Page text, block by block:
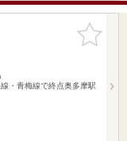
お気に入
りに追加
・青梅線で終点奥多摩駅